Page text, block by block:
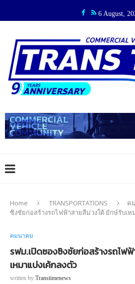
6 August,
Home TRANSPORTATIONS ค
ซิงชัยก่อสร้างรถไฟฟ้าสายสีม่วงใต้ ยักษ์รับเห
คมนาคม
รฟม.เปิดซองซิงชัยก่อสร้างรถไฟ
เหมาแบ่งเค้กลงตัว
written by Transtimenews